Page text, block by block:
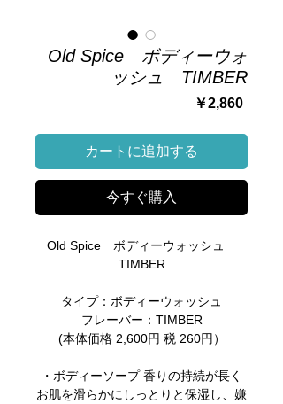
Old Spice ボディーウォ
ッシュ TIMBER
￥2,860価
カートに追加する
今すぐ購入
Old Spice ボディーウォッシュ
TIMBER
タイプ：ボディーウォッシュ
フレーバー：TIMBER
(本体価格 2,600円 税 260円）
・ボディーソープ 香りの持続が長く
お肌を滑らかにしっとりと保湿し、嫌